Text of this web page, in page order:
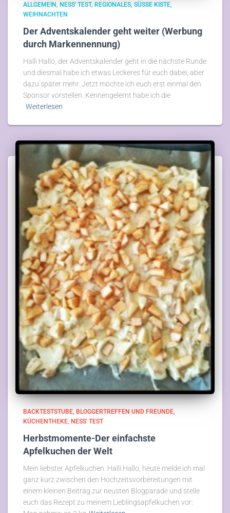
ALLGEMEIN NESS' TEST REGIONALES SÜSSE KISTE
WEIHNACHTEN
Der Adventskalender geht weiter (Werbung
durch Markennennung)
Halli Hallo, der Adventskalender geht in die nächste Runde
und diesmal habe ich etwas Leckeres für euch dabei, aber
dazu später mehr. Jetzt möchte ich euch erst einmal den
Sponsor vorstellen. Kennengelernt habe ich die
Weiterlesen
BACKTESTSTUBE BLOGGERTREFFEN UND FREUNDE
KÜCHENTHEKE NESS' TEST
Herbstmomente-Der einfachste
Apfelkuchen der Welt
Mein liebster Apfelkuchen. Halli Hallo, heute melde ich mal
ganz kurz zwischen den Hochzeitsvorbereitungen mit
einem kleinen Beitrag zur neusten Blogparade und stelle
euch das Rezept zu meinem Lieblingsapfelkuchen vor: